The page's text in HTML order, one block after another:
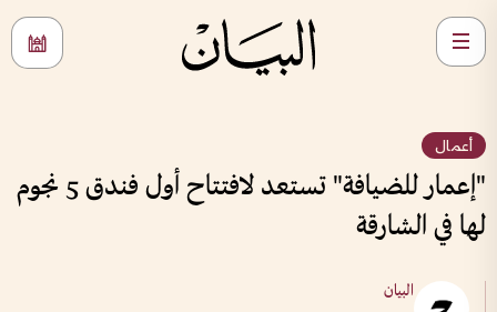
أعمال
"إعمار للضيافة" تستعد لافتتاح أول فندق 5 نجوم
لها في الشارقة
البيان